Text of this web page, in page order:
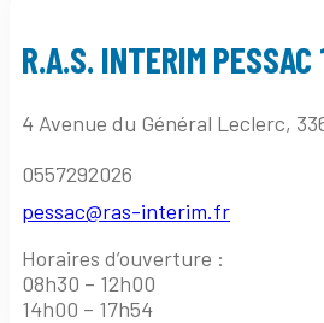
R.A.S. INTERIM PESSAC
4 Avenue du Général Leclerc,
0557292026
pessac@ras-interim.fr
Horaires d’ouverture :
08h30 – 12h00
14h00 – 17h54